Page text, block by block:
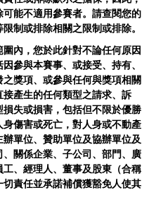
能不適用參賽者。請查閱您的
制或排除相關之限制或排除。
內，您於此針對不論任何原因
參與本賽事、或接受、持有、
獎項、或參與任何與獎項相關
產生的任何類型之請求、訴
失或損害，包括但不限於優勝
傷害或死亡，對人身或不動產
單位、贊助單位及協辦單位及
、關係企業、子公司、部門、廣
、經理人、董事及股東（合稱
切責任並承諾補償獲豁免人使其